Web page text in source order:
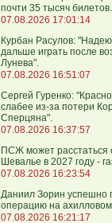
почти 35 тысяч билетов.
07.08.2026 17:01:14
Курбан Расулов:
дальше играть после
Лунева".
07.08.2026 16:51:07
Сергей Гуренко:
слабее из-за потери
Сперцяна".
07.08.2026 16:37:57
ПСЖ может
Шевалье в 2027 году -
07.08.2026 16:23:54
Даниил Зорин успешно
операцию на
07.08.2026 16:21:17